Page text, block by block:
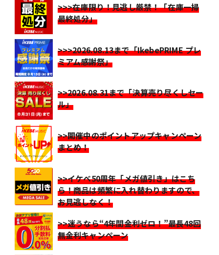
>>>在庫限り！見逃し厳禁！「在庫一掃
最終処分」
>>>2026.08.13まで「IkebePRIME プレ
ミアム感謝祭」
>>2026.08.31まで「決算売り尽くしセー
ル」
>>開催中のポイントアップキャンペーン
まとめ！
>>イケベ50周年「メガ値引き」はこち
ら！商品は頻繁に入れ替わりますので、
お見逃しなく！
>>迷うなら“4年間金利ゼロ！”最長48回
無金利キャンペーン